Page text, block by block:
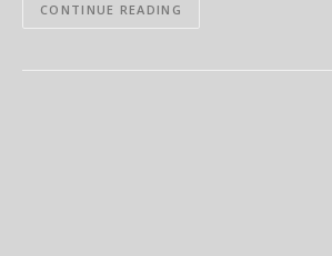
CONTINUE READING